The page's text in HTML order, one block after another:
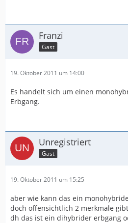
Franzi
Gast
19. Oktober 2011 um 14:00
Es handelt sich um einen
Erbgang.
Unregistriert
Gast
19. Oktober 2011 um 15:25
aber wie kann das ein
doch offensichtlich 2 merkmale
dh das ist ein dihybrider erbgang